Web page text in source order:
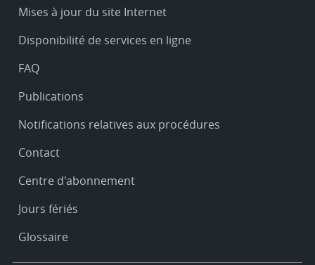
Service
support
Mises à jour du site Internet
Disponibilité de services en ligne
FAQ
Publications
Notifications relatives aux procédures
Contact
Centre d'abonnement
Jours fériés
Glossaire